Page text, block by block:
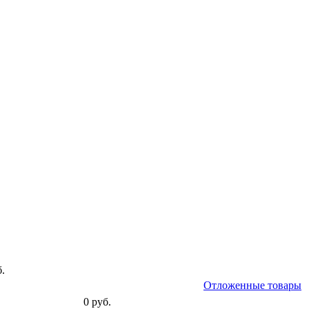
Отложенные товары
0 руб.